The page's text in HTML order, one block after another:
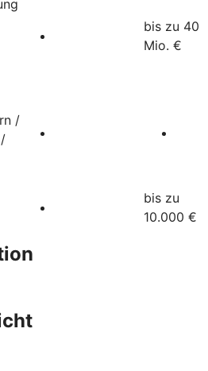
bis zu 40
Mio. €
/
bis zu
10.000 €